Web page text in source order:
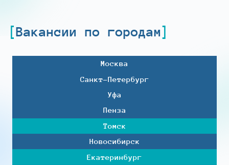
Вакансии по городам
Москва
Санкт-Петербург
Уфа
Пенза
Томск
Новосибирск
Екатеринбург